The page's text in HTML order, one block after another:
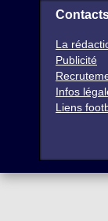
La
Publicité
Infos
Liens